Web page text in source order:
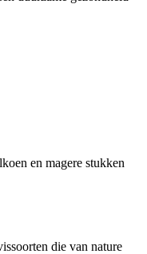
en magere stukken
die van nature